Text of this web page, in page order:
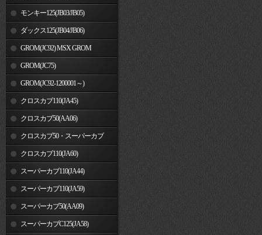
モンキー125(JB03/JB05)
ダックス125(JB04/JB06)
GROM(JC92) MSX GROM
GROM(JC75)
GROM(JC92-1200001～)
クロスカブ110(JA45)
クロスカブ50(AA06)
クロスカブ50・スーパーカブ
50(AA09)/110(JA44)
クロスカブ110(JA60)
スーパーカブ110(JA44)
スーパーカブ110(JA59)
スーパーカブ50(AA09)
スーパーカブC125(JA58)